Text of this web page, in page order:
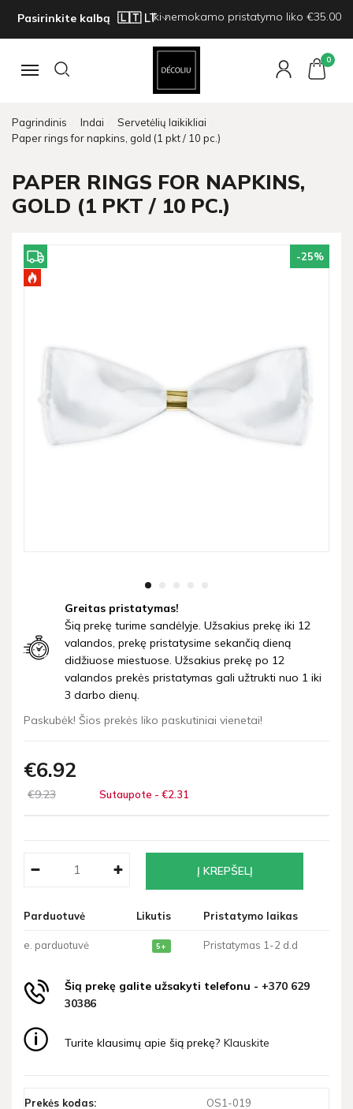
Pasirinkite kalbą Iki nemokamo pristatymo liko €35.00
Navigacija
0
Pagrindinis Indai
Servetėlių laikikliai
Paper rings for napkins, gold (1 pkt / 10 pc.)
PAPER RINGS FOR NAPKINS,
GOLD (1 PKT / 10 PC.)
-25%
Greitas pristatymas!
Šią prekę turime sandėlyje. Užsakius prekę iki 12
valandos, prekę pristatysime sekančią dieną
didžiuose miestuose. Užsakius prekę po 12
valandos prekės pristatymas gali užtrukti nuo 1 iki
3 darbo dienų.
Paskubėk! Šios prekės liko paskutiniai vienetai!
€6 92
€923 Sutaupote - €2 31
Parduotuvė Likutis Pristatymo laikas
e. parduotuvė 5+ Pristatymas 1-2 d.d
Šią prekę galite užsakyti telefonu - +370 629
30386
Turite klausimų apie šią prekę? Klauskite
Prekės kodas: OS1-019